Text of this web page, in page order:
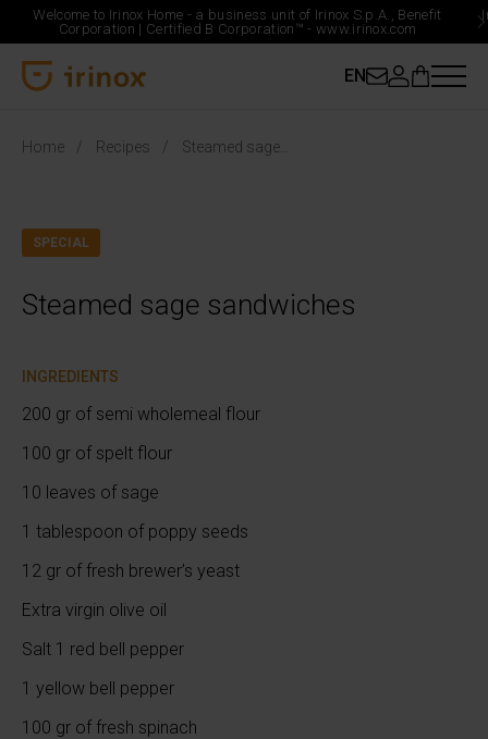
Welcome to Irinox Home - a business unit of Irinox S.p.A., Benefit
Corporation | Certified B Corporation™ - www.irinox.com
EN
Home Recipes
SPECIAL
Steamed sage sandwiches
INGREDIENTS
200 gr of semi wholemeal flour
100 gr of spelt flour
10 leaves of sage
1 tablespoon of poppy seeds
12 gr of fresh brewer’s yeast
Extra virgin olive oil
Salt 1 red bell pepper
1 yellow bell pepper
100 gr of fresh spinach